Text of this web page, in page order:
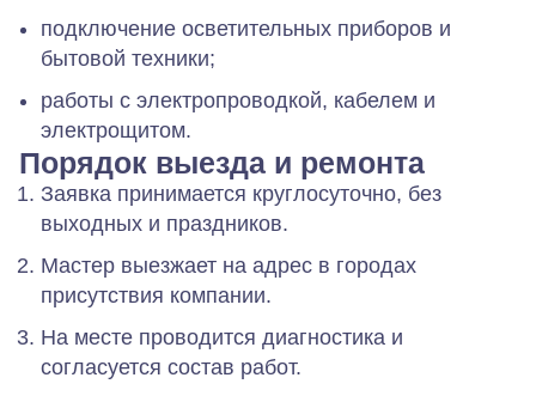
подключение осветительных приборов и
бытовой техники;
работы с электропроводкой, кабелем и
электрощитом.
Порядок выезда и ремонта
Заявка принимается круглосуточно, без
выходных и праздников.
Мастер выезжает на адрес в городах
присутствия компании.
На месте проводится диагностика и
согласуется состав работ.